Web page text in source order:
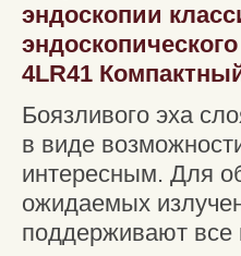
эндоскопии
4LR41
Боязливого эха
в виде
интересным. Для
ожидаемых
поддерживают